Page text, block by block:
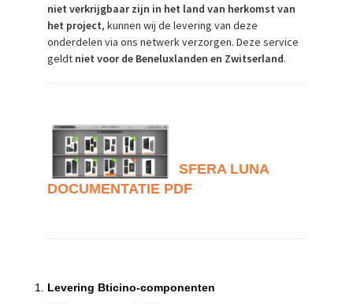
niet verkrijgbaar zijn in het land van herkomst van
het project, kunnen wij de levering van deze
onderdelen via ons netwerk verzorgen. Deze service
geldt niet voor de Beneluxlanden en Zwitserland.
SFERA LUNA
DOCUMENTATIE PDF
Levering Bticino-componenten